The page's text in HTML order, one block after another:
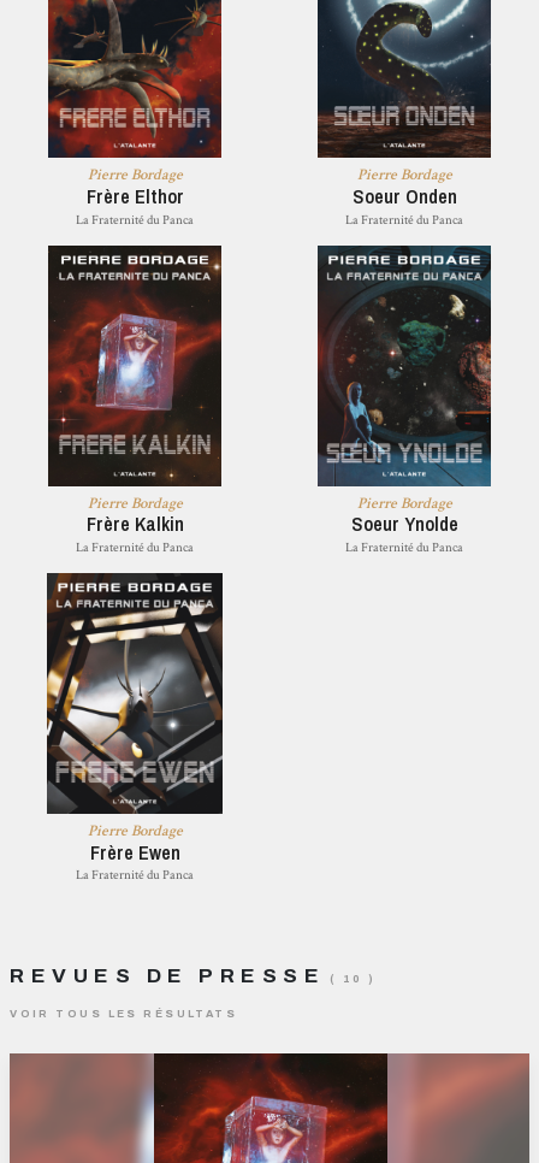
Pierre Bordage
Frère Elthor
La Fraternité du Panca
Pierre Bordage
Soeur Onden
La Fraternité du Panca
Pierre Bordage
Frère Kalkin
La Fraternité du Panca
Pierre Bordage
Soeur Ynolde
La Fraternité du Panca
Pierre Bordage
Frère Ewen
La Fraternité du Panca
REVUES DE PRESSE ( 10 )
VOIR TOUS LES RÉSULTATS